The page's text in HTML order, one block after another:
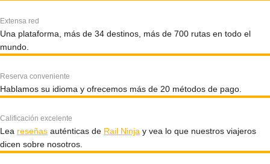
Extensa red
Una plataforma, más de 34 destinos, más de 700 rutas en todo el
mundo.
Reserva conveniente
Hablamos su idioma y ofrecemos más de 20 métodos de pago.
Calificación excelente
Lea reseñas auténticas de Rail Ninja y vea lo que nuestros viajeros
dicen sobre nosotros.